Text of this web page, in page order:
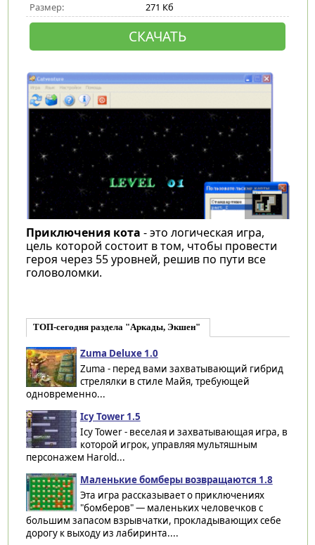
Размер: 271 Кб
СКАЧАТЬ
Приключения кота - это логическая игра,
цель которой состоит в том, чтобы провести
героя через 55 уровней, решив по пути все
головоломки.
ТОП-сегодня раздела "Аркады, Экшен"
Zuma Deluxe 1.0
Zuma - перед вами захватывающий гибрид
стрелялки в стиле Майя, требующей
одновременно...
Icy Tower 1.5
Icy Tower - веселая и захватывающая игра, в
которой игрок, управляя мультяшным
персонажем Harold...
Маленькие бомберы возвращаются 1.8
Эта игра рассказывает о приключениях
"бомберов" — маленьких человечков с
большим запасом взрывчатки, прокладывающих себе
дорогу к выходу из лабиринта....